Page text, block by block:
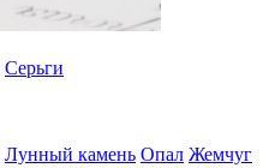
Серьги
Лунный камень Опал Жемчуг